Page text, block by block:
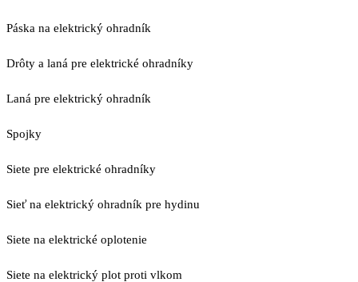
Páska na elektrický ohradník
Drôty a laná pre elektrické ohradníky
Laná pre elektrický ohradník
Spojky
Siete pre elektrické ohradníky
Sieť na elektrický ohradník pre hydinu
Siete na elektrické oplotenie
Siete na elektrický plot proti vlkom